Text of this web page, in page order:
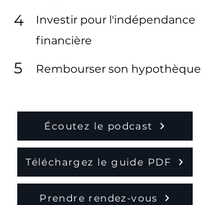
4
Investir pour l'indépendance
financière
5 Rembourser son hypothèque
Écoutez le podcast
Téléchargez le guide PDF
Prendre rendez-vous